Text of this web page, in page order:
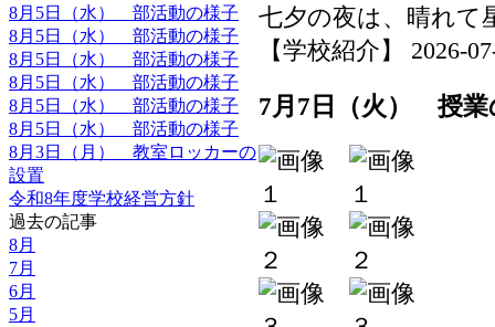
8月5日（水） 部活動の様子
8月5日（水） 部活動の様子
8月5日（水） 部活動の様子
8月5日（水） 部活動の様子
8月5日（水） 部活動の様子
8月5日（水） 部活動の様子
8月3日（月） 教室ロッカーの
設置
令和8年度学校経営方針
過去の記事
8月
7月
6月
5月
七夕の夜は、晴れて
【学校紹介】 2026-
7月7日（火） 授業